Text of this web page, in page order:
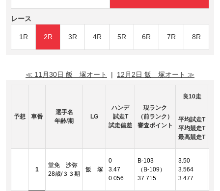
レース
1R 2R 3R 4R 5R 6R 7R 8R
≪ 11月30日 飯 塚オート | 12月2日 飯 塚オート ≫
予想 車番
選手名
年齢/期
LG
ハンデ
試走T
試走偏差
現ランク
（前ランク）
審査ポイント
良10走
平均試走T
平均競走T
最高競走T
1
堂免 沙弥
28歳/３３期
飯 塚
0
3.47
0.056
B-103
（B-109）
37.715
3.50
3.564
3.477